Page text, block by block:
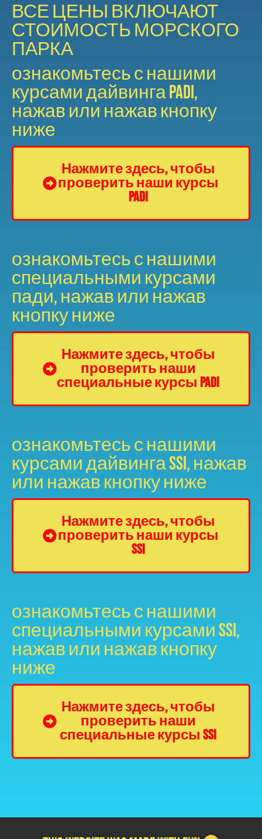
ВСЕ ЦЕНЫ ВКЛЮЧАЮТ
СТОИМОСТЬ МОРСКОГО
ПАРКА
ознакомьтесь с нашими
курсами дайвинга Padi,
нажав или нажав кнопку
ниже
Нажмите здесь, чтобы
проверить наши курсы
Padi
ознакомьтесь с нашими
специальными курсами
пади, нажав или нажав
кнопку ниже
Нажмите здесь, чтобы
проверить наши
специальные курсы Padi
ознакомьтесь с нашими
курсами дайвинга SSI, нажав
или нажав кнопку ниже
Нажмите здесь, чтобы
проверить наши курсы
SSI
ознакомьтесь с нашими
специальными курсами SSI,
нажав или нажав кнопку
ниже
Нажмите здесь, чтобы
проверить наши
специальные курсы SSI